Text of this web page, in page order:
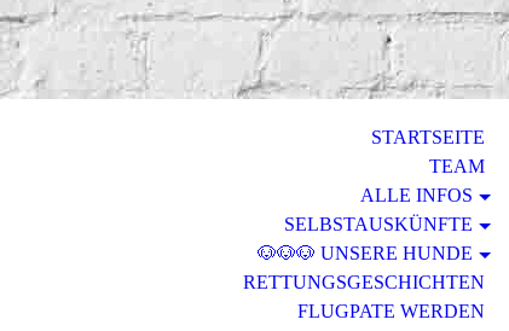
STARTSEITE
TEAM
ALLE INFOS
SELBSTAUSKÜNFTE
🐶🐶🐶 UNSERE HUNDE
RETTUNGSGESCHICHTEN
FLUGPATE WERDEN